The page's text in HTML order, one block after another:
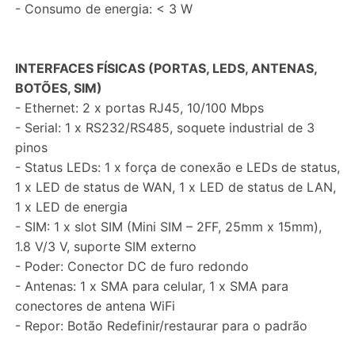
- Consumo de energia: < 3 W
INTERFACES FÍSICAS (PORTAS, LEDS, ANTENAS,
BOTÕES, SIM)
- Ethernet: 2 x portas RJ45, 10/100 Mbps
- Serial: 1 x RS232/RS485, soquete industrial de 3
pinos
- Status LEDs: 1 x força de conexão e LEDs de status,
1 x LED de status de WAN, 1 x LED de status de LAN,
1 x LED de energia
- SIM: 1 x slot SIM (Mini SIM – 2FF, 25mm x 15mm),
1.8 V/3 V, suporte SIM externo
- Poder: Conector DC de furo redondo
- Antenas: 1 x SMA para celular, 1 x SMA para
conectores de antena WiFi
- Repor: Botão Redefinir/restaurar para o padrão